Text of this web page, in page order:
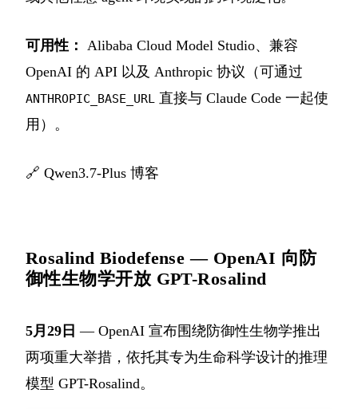
可用性：
Alibaba Cloud Model Studio、兼容
OpenAI 的 API 以及 Anthropic 协议（可通过
ANTHROPIC_BASE_URL
直接与 Claude Code 一起使
用）。
🔗 Qwen3.7-Plus 博客
Rosalind Biodefense — OpenAI 向防
御性生物学开放 GPT-Rosalind
5月29日 — OpenAI 宣布围绕防御性生物学推出
两项重大举措，依托其专为生命科学设计的推理
模型 GPT-Rosalind。